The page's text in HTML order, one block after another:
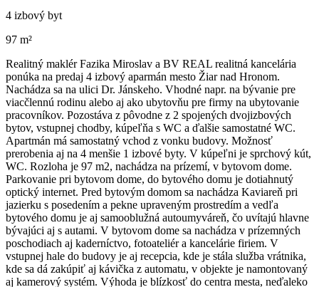
4 izbový byt
97 m²
Realitný maklér Fazika Miroslav a BV REAL realitná kancelária
ponúka na predaj 4 izbový aparmán mesto Žiar nad Hronom.
Nachádza sa na ulici Dr. Jánskeho. Vhodné napr. na bývanie pre
viacčlennú rodinu alebo aj ako ubytovňu pre firmy na ubytovanie
pracovníkov. Pozostáva z pôvodne z 2 spojených dvojizbových
bytov, vstupnej chodby, kúpeľňa s WC a ďalšie samostatné WC.
Apartmán má samostatný vchod z vonku budovy. Možnosť
prerobenia aj na 4 menšie 1 izbové byty. V kúpeľni je sprchový kút,
WC. Rozloha je 97 m2, nachádza na prízemí, v bytovom dome.
Parkovanie pri bytovom dome, do bytového domu je dotiahnutý
optický internet. Pred bytovým domom sa nachádza Kaviareň pri
jazierku s posedením a pekne upraveným prostredím a vedľa
bytového domu je aj samooblužná autoumyváreň, čo uvítajú hlavne
bývajúci aj s autami. V bytovom dome sa nachádza v prízemných
poschodiach aj kaderníctvo, fotoateliér a kancelárie firiem. V
vstupnej hale do budovy je aj recepcia, kde je stála služba vrátnika,
kde sa dá zakúpiť aj kávička z automatu, v objekte je namontovaný
aj kamerový systém. Výhoda je blízkosť do centra mesta, neďaleko